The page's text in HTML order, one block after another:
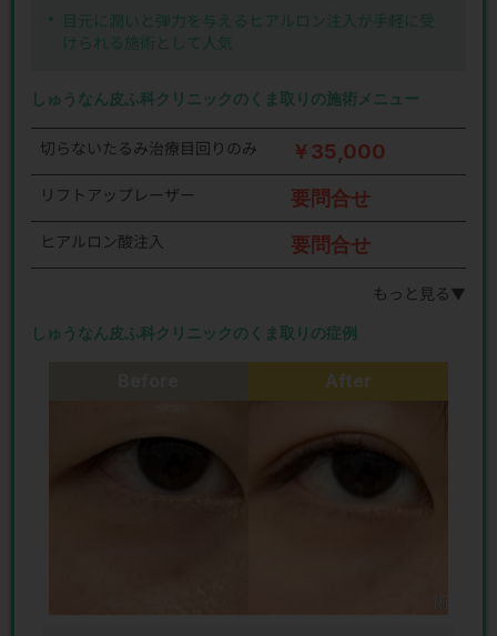
目元に潤いと弾力を与えるヒアルロン注入が手軽に受
けられる施術として人気
しゅうなん皮ふ科クリニックのくま取りの施術メニュー
切らないたるみ治療目回りのみ ￥35,000
リフトアップレーザー 要問合せ
ヒアルロン酸注入 要問合せ
もっと見る▼
しゅうなん皮ふ科クリニックのくま取りの症例
After